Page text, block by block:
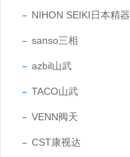
NIHON SEIKI日本精器
sanso三相
azbil山武
TACO山武
VENN阀天
CST康视达